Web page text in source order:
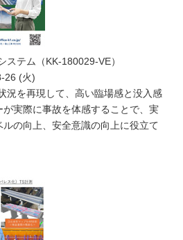
ステム（KK-180029-VE）
26 (火)
況を再現して、高い臨場感と没入感
実際に事故を体感することで、実
の向上、安全意識の向上に役立て